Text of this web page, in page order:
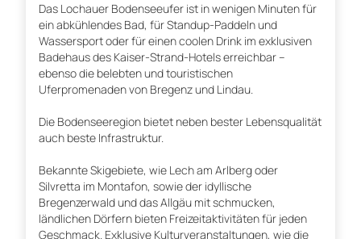
Das Lochauer Bodenseeufer ist in wenigen Minuten für
ein abkühlendes Bad, für Standup-Paddeln und
Wassersport oder für einen coolen Drink im exklusiven
Badehaus des Kaiser-Strand-Hotels erreichbar –
ebenso die belebten und touristischen
Uferpromenaden von Bregenz und Lindau.
Die Bodenseeregion bietet neben bester Lebensqualität
auch beste Infrastruktur.
Bekannte Skigebiete, wie Lech am Arlberg oder
Silvretta im Montafon, sowie der idyllische
Bregenzerwald und das Allgäu mit schmucken,
ländlichen Dörfern bieten Freizeitaktivitäten für jeden
Geschmack. Exklusive Kulturveranstaltungen, wie die